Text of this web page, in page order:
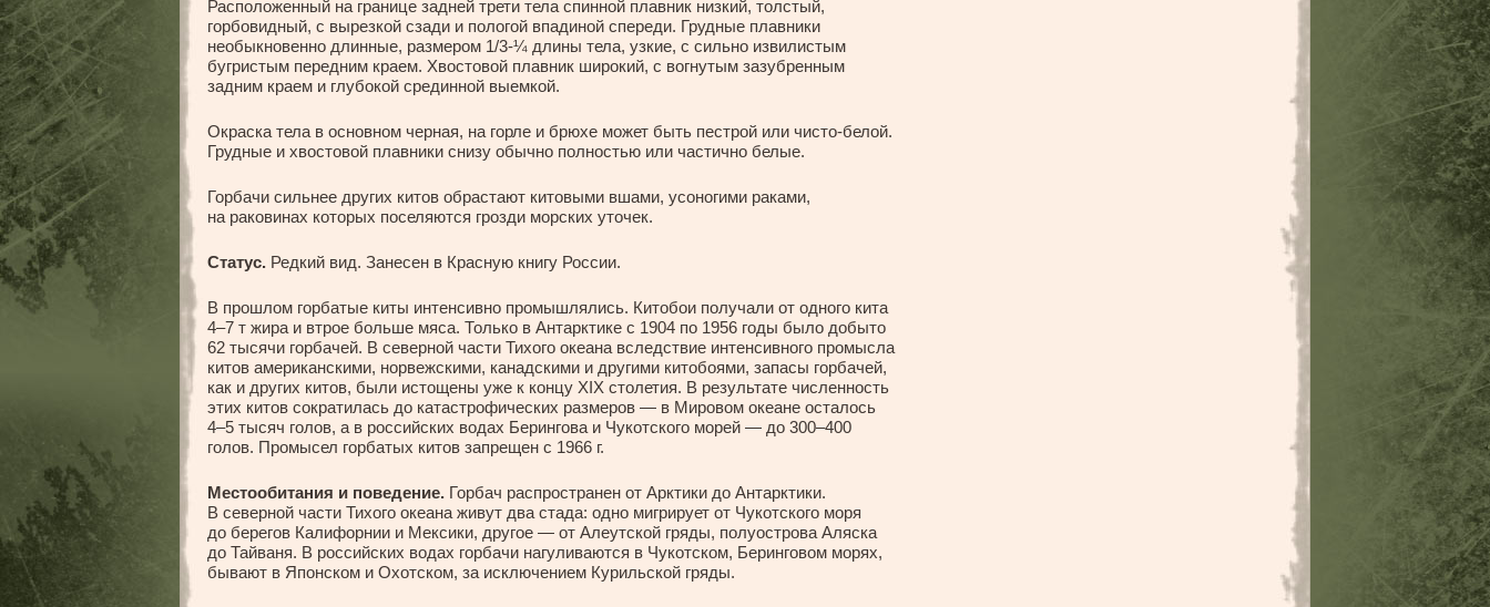
Расположенный на границе задней трети тела спинной плавник низкий, толстый,
горбовидный, с вырезкой сзади и пологой впадиной спереди. Грудные плавники
необыкновенно длинные, размером 1/3-¼ длины тела, узкие, с сильно извилистым
бугристым передним краем. Хвостовой плавник широкий, с вогнутым зазубренным
задним краем и глубокой срединной выемкой.
Окраска тела в основном черная, на горле и брюхе может быть пестрой или чисто-белой.
Грудные и хвостовой плавники снизу обычно полностью или частично белые.
Горбачи сильнее других китов обрастают китовыми вшами, усоногими раками,
на раковинах которых поселяются грозди морских уточек.
Статус. Редкий вид. Занесен в Красную книгу России.
В прошлом горбатые киты интенсивно промышлялись. Китобои получали от одного кита
4–7 т жира и втрое больше мяса. Только в Антарктике с 1904 по 1956 годы было добыто
62 тысячи горбачей. В северной части Тихого океана вследствие интенсивного промысла
китов американскими, норвежскими, канадскими и другими китобоями, запасы горбачей,
как и других китов, были истощены уже к концу XIX столетия. В результате численность
этих китов сократилась до катастрофических размеров — в Мировом океане осталось
4–5 тысяч голов, а в российских водах Берингова и Чукотского морей — до 300–400
голов. Промысел горбатых китов запрещен с 1966 г.
Местообитания и поведение. Горбач распространен от Арктики до Антарктики.
В северной части Тихого океана живут два стада: одно мигрирует от Чукотского моря
до берегов Калифорнии и Мексики, другое — от Алеутской гряды, полуострова Аляска
до Тайваня. В российских водах горбачи нагуливаются в Чукотском, Беринговом морях,
бывают в Японском и Охотском, за исключением Курильской гряды.